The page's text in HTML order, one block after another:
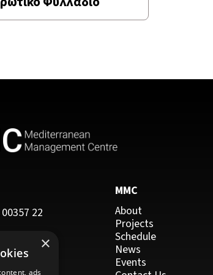
00357 22
MMC
About
Projects
Schedule
News
Events
×
ads